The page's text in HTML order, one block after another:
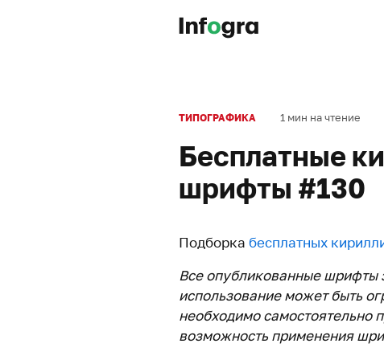
ТИПОГРАФИКА 1 мин на чтение
Бесплатные
шрифты #130
Подборка бесплатных
Все опубликованные
использование может быть
необходимо самостоятельно
возможность применения